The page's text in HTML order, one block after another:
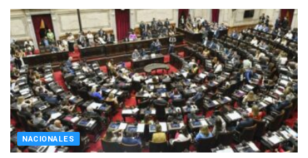
NACIONALES